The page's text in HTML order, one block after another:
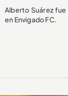
Alberto Suárez
en Envigado FC.